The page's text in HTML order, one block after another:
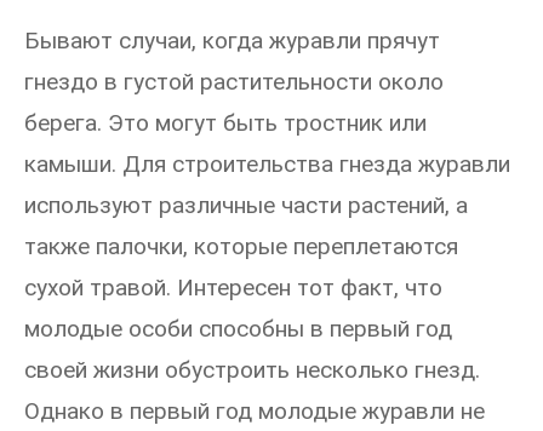
Бывают случаи, когда журавли прячут
гнездо в густой растительности около
берега. Это могут быть тростник или
камыши. Для строительства гнезда журавли
используют различные части растений, а
также палочки, которые переплетаются
сухой травой. Интересен тот факт, что
молодые особи способны в первый год
своей жизни обустроить несколько гнезд.
Однако в первый год молодые журавли не